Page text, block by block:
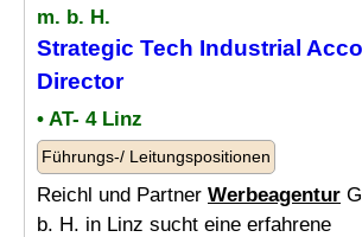
m. b. H.
Strategic Tech Industrial
Director
• AT- 4 Linz
Führungs-/ Leitungspositionen
Reichl und Partner Werbeagentur
b. H. in Linz sucht eine erfahrene